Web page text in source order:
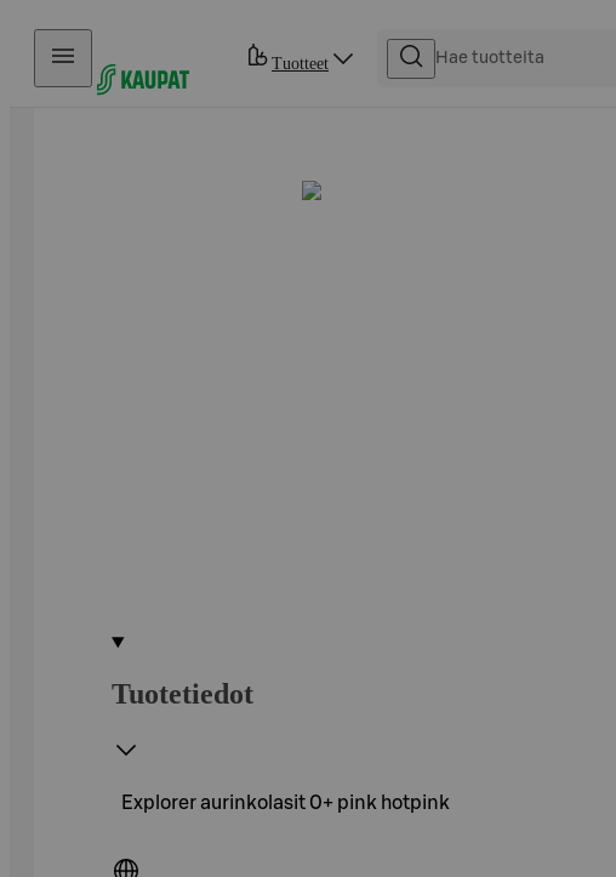
Hyppää sisältöön
Tuotteet
Tuotetiedot
Explorer aurinkolasit 0+ pink hotpink